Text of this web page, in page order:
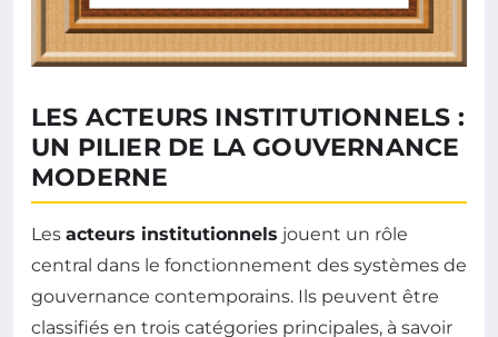
LES ACTEURS INSTITUTIONNELS :
UN PILIER DE LA GOUVERNANCE
MODERNE
Les acteurs institutionnels jouent un rôle
central dans le fonctionnement des systèmes de
gouvernance contemporains. Ils peuvent être
classifiés en trois catégories principales, à savoir